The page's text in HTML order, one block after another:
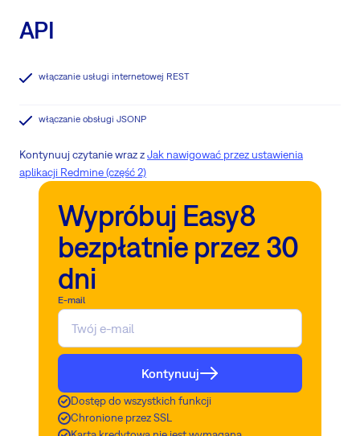
API
włączanie usługi internetowej REST
włączanie obsługi JSONP
Kontynuuj czytanie wraz zJak nawigować przez ustawienia
aplikacji Redmine (część 2)
Wypróbuj Easy8
bezpłatnie przez 30
dni
E-mail
Kontynuuj
Dostęp do wszystkich funkcji
Chronione przez SSL